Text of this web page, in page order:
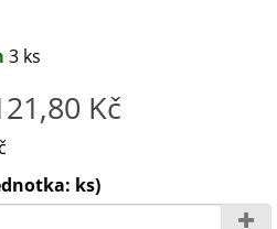
3 ks
Kč
ks)